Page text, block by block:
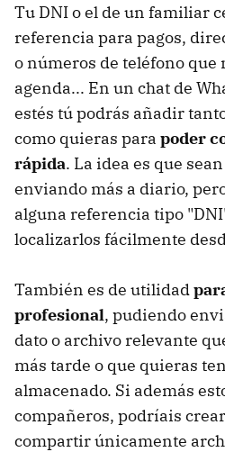
Tu DNI o el de un familiar
referencia para pagos,
o números de teléfono que
agenda... En un chat de
estés tú podrás añadir
como quieras para poder
rápida. La idea es que
enviando más a diario,
alguna referencia tipo
localizarlos fácilmente
También es de utilidad
profesional, pudiendo
dato o archivo relevante
más tarde o que quieras
almacenado. Si además
compañeros, podríais
compartir únicamente